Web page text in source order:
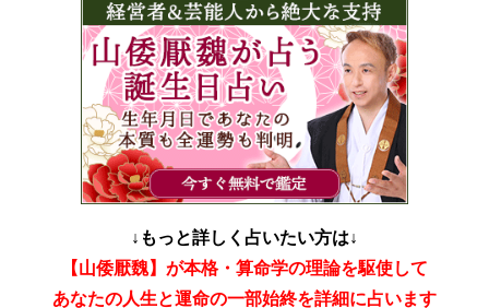
↓もっと詳しく占いたい方は↓
【山倭厭魏】が本格・算命学の理論を駆使して
あなたの人生と運命の一部始終を詳細に占います